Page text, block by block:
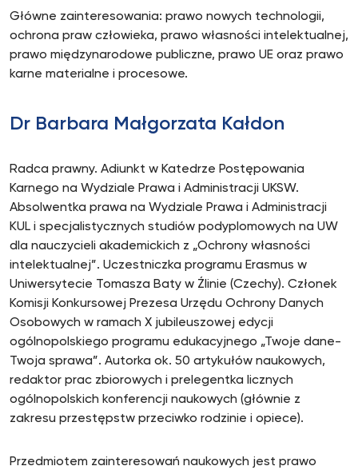
Główne zainteresowania: prawo nowych technologii,
ochrona praw człowieka, prawo własności intelektualnej,
prawo międzynarodowe publiczne, prawo UE oraz prawo
karne materialne i procesowe.
Dr Barbara Małgorzata Kałdon
Radca prawny. Adiunkt w Katedrze Postępowania
Karnego na Wydziale Prawa i Administracji UKSW.
Absolwentka prawa na Wydziale Prawa i Administracji
KUL i specjalistycznych studiów podyplomowych na UW
dla nauczycieli akademickich z „Ochrony własności
intelektualnej”. Uczestniczka programu Erasmus w
Uniwersytecie Tomasza Baty w Źlinie (Czechy). Członek
Komisji Konkursowej Prezesa Urzędu Ochrony Danych
Osobowych w ramach X jubileuszowej edycji
ogólnopolskiego programu edukacyjnego „Twoje dane-
Twoja sprawa”. Autorka ok. 50 artykułów naukowych,
redaktor prac zbiorowych i prelegentka licznych
ogólnopolskich konferencji naukowych (głównie z
zakresu przestępstw przeciwko rodzinie i opiece).
Przedmiotem zainteresowań naukowych jest prawo